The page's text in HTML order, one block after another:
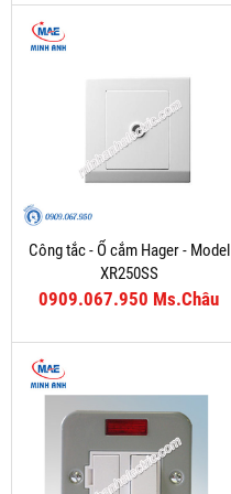
Công tắc - Ổ cắm Hager - Model
XR250SS
0909.067.950 Ms.Châu